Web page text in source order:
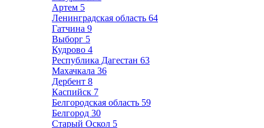
Артем 5
Ленинградская область 64
Гатчина 9
Выборг 5
Кудрово 4
Республика Дагестан 63
Махачкала 36
Дербент 8
Каспийск 7
Белгородская область 59
Белгород 30
Старый Оскол 5